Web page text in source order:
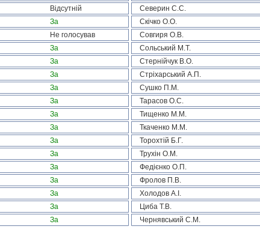
Відсутній Северин С.С.
За Скічко О.О.
Не голосував Совгиря О.В.
За Сольський М.Т.
За Стернійчук В.О.
За Стріхарський А.П.
За Сушко П.М.
За Тарасов О.С.
За Тищенко М.М.
За Ткаченко М.М.
За Торохтій Б.Г.
За Трухін О.М.
За Федієнко О.П.
За Фролов П.В.
За Холодов А.І.
За Циба Т.В.
За Чернявський С.М.